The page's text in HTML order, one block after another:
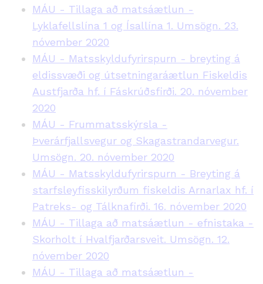
MÁU - Tillaga að matsáætlun -
Lyklafellslína 1 og Ísallína 1. Umsögn. 23.
nóvember 2020
MÁU - Matsskyldufyrirspurn - breyting á
eldissvæði og útsetningaráætlun Fiskeldis
Austfjarða hf. í Fáskrúðsfirði. 20. nóvember
2020
MÁU - Frummatsskýrsla -
Þverárfjallsvegur og Skagastrandarvegur.
Umsögn. 20. nóvember 2020
MÁU - Matsskyldufyrirspurn - Breyting á
starfsleyfisskilyrðum fiskeldis Arnarlax hf. í
Patreks- og Tálknafirði. 16. nóvember 2020
MÁU - Tillaga að matsáætlun - efnistaka -
Skorholt í Hvalfjarðarsveit. Umsögn. 12.
nóvember 2020
MÁU - Tillaga að matsáætlun -